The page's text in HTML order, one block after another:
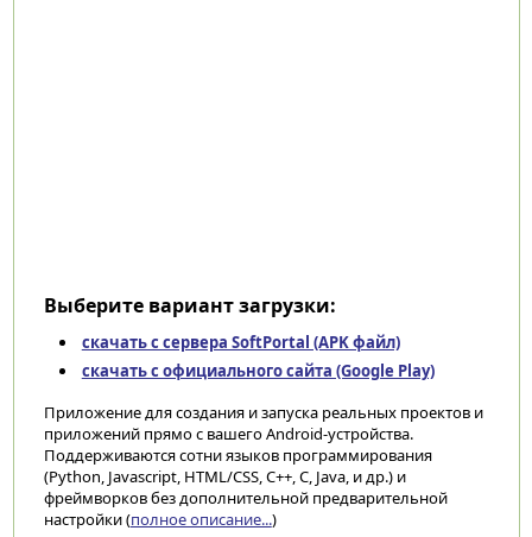
Выберите вариант загрузки:
скачать с сервера SoftPortal (APK файл)
скачать с официального сайта (Google Play)
Приложение для создания и запуска реальных проектов и
приложений прямо с вашего Android-устройства.
Поддерживаются сотни языков программирования
(Python, Javascript, HTML/CSS, C++, C, Java, и др.) и
фреймворков без дополнительной предварительной
настройки (полное описание...)